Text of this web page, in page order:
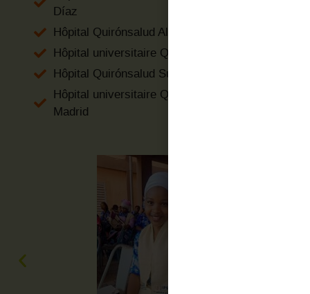
Díaz
Hôpital Quirónsalud Albacete
Hôpital universitaire Quirónsalud La Luz
Hôpital Quirónsalud Sur
Hôpital universitaire Quirónsalud de
Madrid